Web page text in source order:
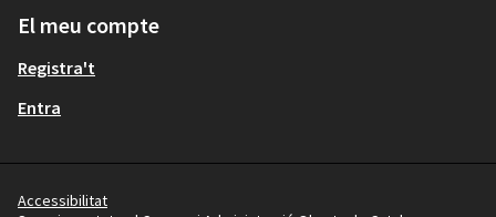
El meu compte
Registra't
Entra
Accessibilitat